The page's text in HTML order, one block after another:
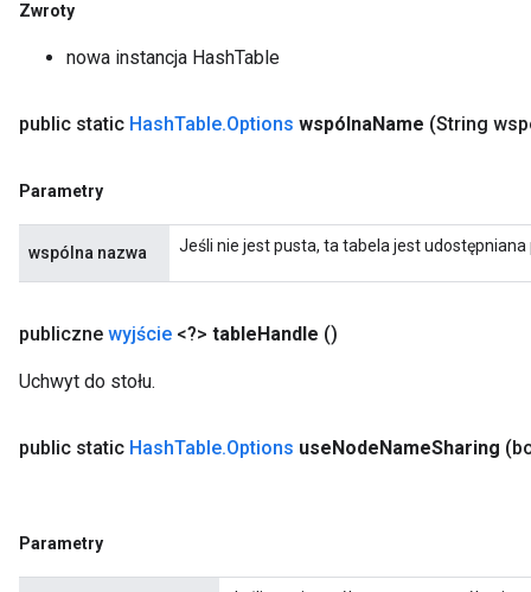
Zwroty
nowa instancja HashTable
public static HashTable.Options wspólnaName (String
Parametry
wspólna nazwa Jeśli nie jest pusta, ta tabela jest
publiczne wyjście <?> tableHandle ()
Uchwyt do stołu.
public static HashTable.Options useNodeNameSharing
Parametry